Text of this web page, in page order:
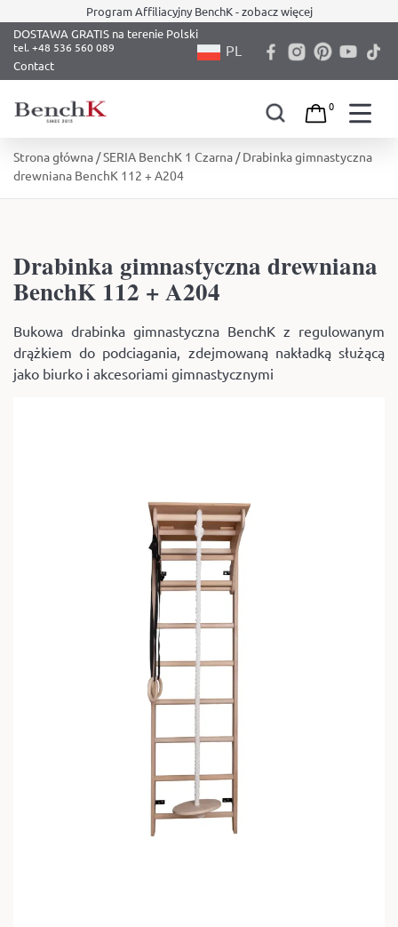
content
Program Affiliacyjny BenchK - zobacz więcej
DOSTAWA GRATIS na terenie Polski
Contact
PL
0
Strona główna /SERIA BenchK 1 Czarna / Drabinka gimnastyczna
drewniana BenchK 112 + A204
Drabinka gimnastyczna drewniana
BenchK 112 + A204
Bukowa drabinka gimnastyczna BenchK z regulowanym
drążkiem do podciagania, zdejmowaną nakładką służącą
jako biurko i akcesoriami gimnastycznymi